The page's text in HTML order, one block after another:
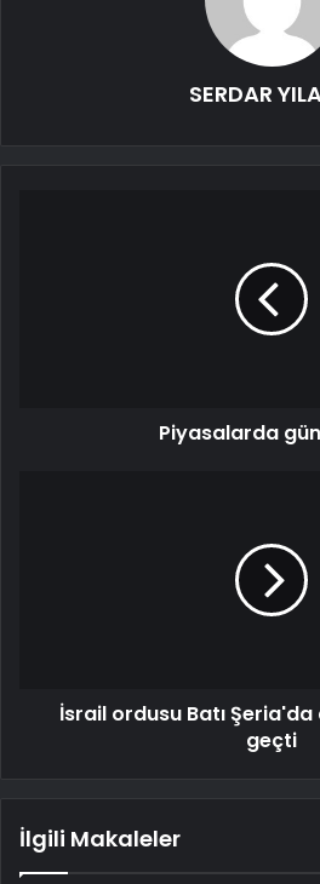
SERDAR
Piyasalarda
İsrail ordusu Batı
geçti
İlgili Makaleler